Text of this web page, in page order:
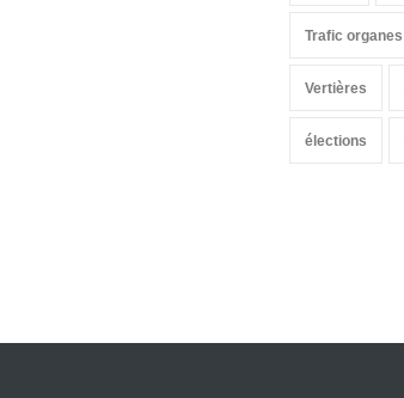
Trafic organes
Vertières
élections